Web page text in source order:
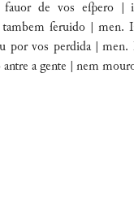
de vos eſpero |
tambem ſeruido | men.
por vos perdida | men.
antre a gente | nem